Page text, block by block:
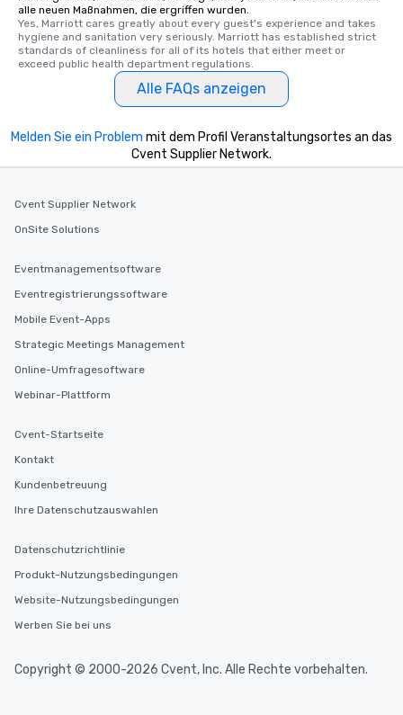
alle neuen Maßnahmen, die ergriffen wurden.
Yes, Marriott cares greatly about every guest's experience and takes
hygiene and sanitation very seriously. Marriott has established strict
standards of cleanliness for all of its hotels that either meet or
exceed public health department regulations.
Alle FAQs anzeigen
Melden Sie ein Problem mit dem Profil Veranstaltungsortes an das
Cvent Supplier Network.
Cvent Supplier Network
OnSite Solutions
Eventmanagementsoftware
Eventregistrierungssoftware
Mobile Event-Apps
Strategic Meetings Management
Online-Umfragesoftware
Webinar-Plattform
Cvent-Startseite
Kontakt
Kundenbetreuung
Ihre Datenschutzauswahlen
Datenschutzrichtlinie
Produkt-Nutzungsbedingungen
Website-Nutzungsbedingungen
Werben Sie bei uns
Copyright © 2000-2026 Cvent, Inc. Alle Rechte vorbehalten.